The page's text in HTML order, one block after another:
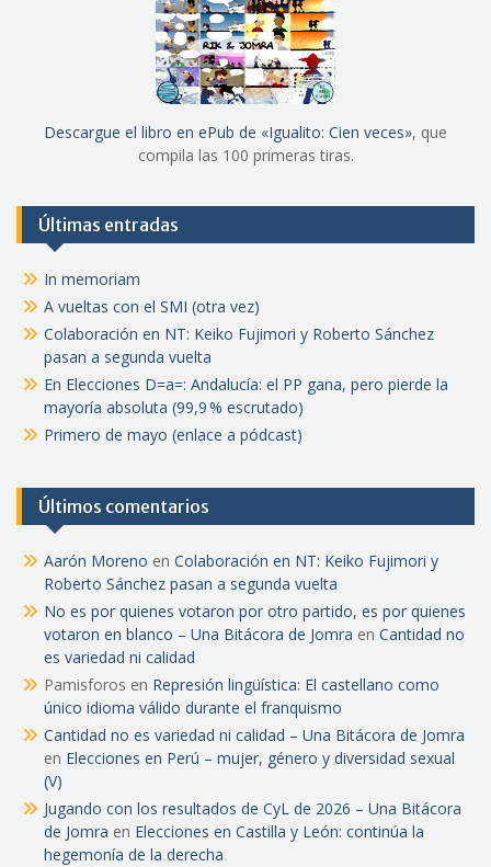
Descargue el libro en ePub de «Igualito: Cien veces», que
compila las 100 primeras tiras.
Últimas entradas
In memoriam
A vueltas con el SMI (otra vez)
Colaboración en NT: Keiko Fujimori y Roberto Sánchez
pasan a segunda vuelta
En Elecciones D=a=: Andalucía: el PP gana, pero pierde la
mayoría absoluta (99,9 % escrutado)
Primero de mayo (enlace a pódcast)
Últimos comentarios
Aarón Moreno en Colaboración en NT: Keiko Fujimori y
Roberto Sánchez pasan a segunda vuelta
No es por quienes votaron por otro partido, es por quienes
votaron en blanco – Una Bitácora de Jomra en Cantidad no
es variedad ni calidad
Pamisforos en Represión lingüística: El castellano como
único idioma válido durante el franquismo
Cantidad no es variedad ni calidad – Una Bitácora de Jomra
en Elecciones en Perú – mujer, género y diversidad sexual
(V)
Jugando con los resultados de CyL de 2026 – Una Bitácora
de Jomra en Elecciones en Castilla y León: continúa la
hegemonía de la derecha